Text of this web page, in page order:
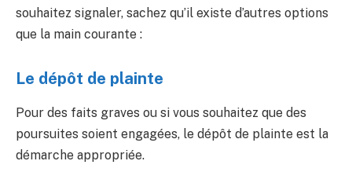
souhaitez signaler, sachez qu’il existe d’autres options
que la main courante :
Le dépôt de plainte
Pour des faits graves ou si vous souhaitez que des
poursuites soient engagées, le dépôt de plainte est la
démarche appropriée.